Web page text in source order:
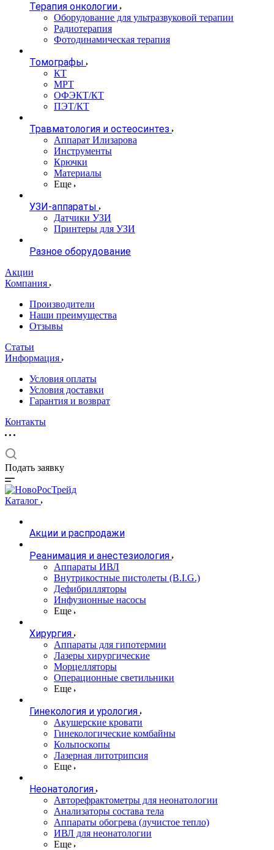
Терапия онкологии
Оборудование для ультразвуковой терапии
Радиотерапия
Фотодинамическая терапия
Томографы
КТ
МРТ
ОФЭКТ/КТ
ПЭТ/КТ
Травматология и остеосинтез
Аппарат Илизарова
Инструменты
Крючки
Материалы
Еще
УЗИ-аппараты
Датчики УЗИ
Принтеры для УЗИ
Разное оборудование
Акции
Компания
Производители
Наши преимущества
Отзывы
Статьи
Информация
Условия оплаты
Условия доставки
Гарантия и возврат
Контакты
Подать заявку
Каталог
Акции и распродажи
Реанимация и анестезиология
Аппараты ИВЛ
Внутрикостные пистолеты (B.I.G.)
Дефибрилляторы
Инфузионные насосы
Еще
Хирургия
Аппараты для гипотермии
Лазеры хирургические
Морцелляторы
Операционные светильники
Еще
Гинекология и урология
Акушерские кровати
Гинекологические комбайны
Кольпоскопы
Лазерная литотрипсия
Еще
Неонатология
Авторефрактометры для неонатологии
Анализаторы состава тела
Аппараты обогрева (лучистое тепло)
ИВЛ для неонатологии
Еще